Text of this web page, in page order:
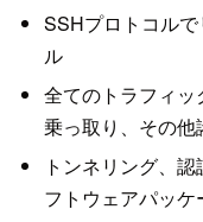
SSHプロトコル
ル
全てのトラフィ
乗っ取り、その他
トンネリング、
フトウェアパッケ